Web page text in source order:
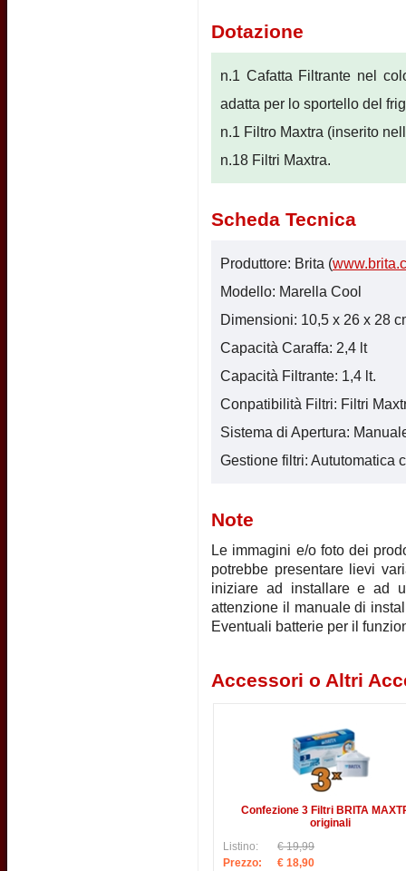
Dotazione
n.1 Cafatta Filtrante nel
adatta per lo sportello del
n.1 Filtro Maxtra (inserito
n.18 Filtri Maxtra.
Scheda Tecnica
Produttore: Brita (
Modello: Marella Cool
Dimensioni: 10,5 x 26 x 28
Capacità Caraffa: 2,4 lt
Capacità Filtrante: 1,4 lt.
Conpatibilità Filtri: Filtri
Sistema di Apertura:
Gestione filtri: Aututomatica
Note
Le immagini e/o foto dei
potrebbe presentare lievi
iniziare ad installare e ad
attenzione il manuale di
Eventuali batterie per il
Accessori o Altri
Confezione 3 Filtri BRITA
originali
Listino:
€ 19,99
Prezzo:
€ 18,90